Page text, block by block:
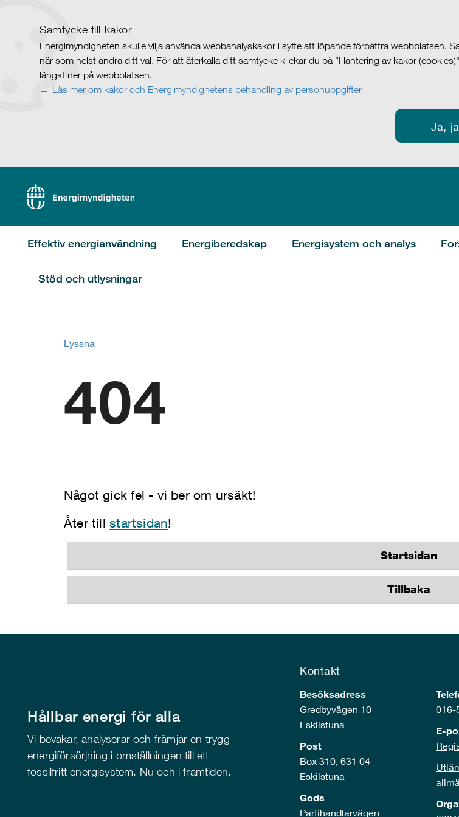
Samtycke till kakor
Energimyndigheten skulle vilja använda webbanalyskakor i syfte att löpande förbättra webbplatsen.
när som helst ändra ditt val. För att återkalla ditt samtycke klickar du på ”Hantering av kakor
längst ner på webbplatsen.
Läs mer om kakor och Energimyndighetens behandling av personuppgifter
Ja,
Effektiv energianvändning Energiberedskap Energisystem och analys
Stöd och utlysningar
Lyssna
404
Något gick fel - vi ber om ursäkt!
Åter tillstartsidan!
Startsidan
Tillbaka
Hållbar energi för alla
Vi bevakar, analyserar och främjar en trygg
energiförsörjning i omställningen till ett
fossilfritt energisystem. Nu och i framtiden.
Kontakt
Besöksadress
Gredbyvägen 10
Eskilstuna
Post
Box 310, 631 04
Eskilstuna
Gods
Partihandlarvägen
016-
E-